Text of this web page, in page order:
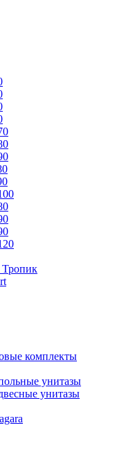
комплекты
унитазы
унитазы